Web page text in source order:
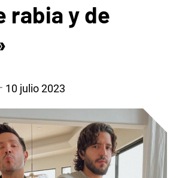
rabia y de
10 julio 2023